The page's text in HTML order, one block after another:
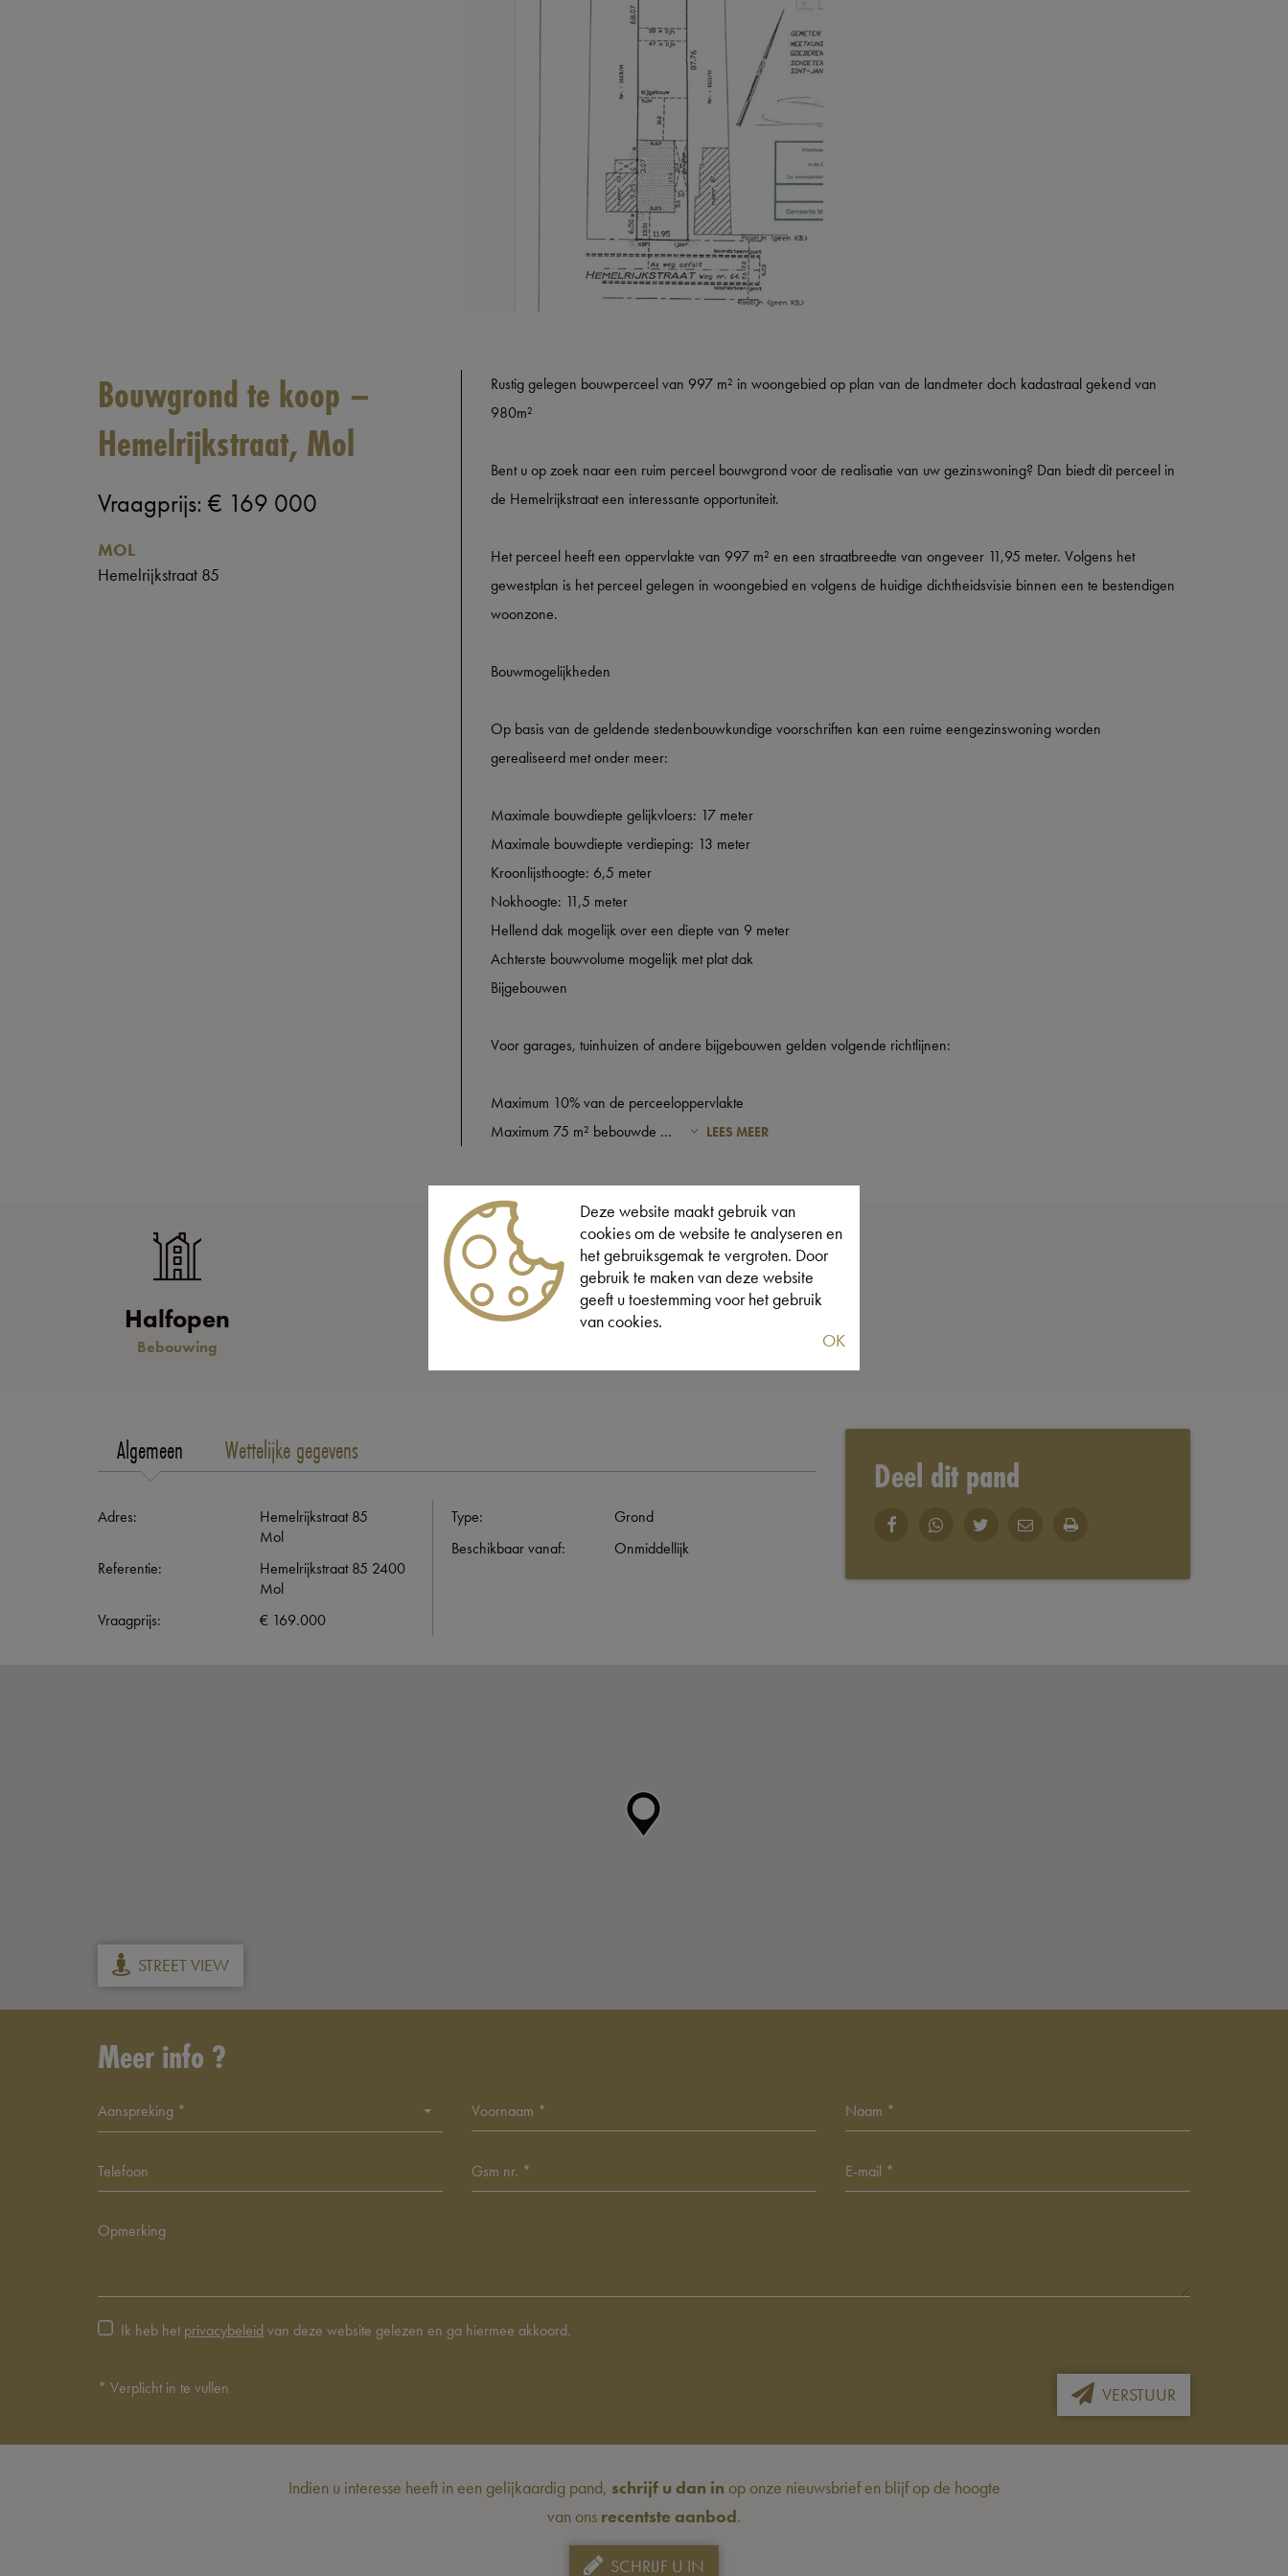
Bouwgrond te koop –
Hemelrijkstraat, Mol
Vraagprijs: € 169 000
MOL
Hemelrijkstraat 85
Rustig gelegen bouwperceel van 997 m² in woongebied op plan van de landmeter doch kadastraal gekend van
980m²
Bent u op zoek naar een ruim perceel bouwgrond voor de realisatie van uw gezinswoning? Dan biedt dit perceel in
de Hemelrijkstraat een interessante opportuniteit.
Het perceel heeft een oppervlakte van 997 m² en een straatbreedte van ongeveer 11,95 meter. Volgens het
gewestplan is het perceel gelegen in woongebied en volgens de huidige dichtheidsvisie binnen een te bestendigen
woonzone.
Bouwmogelijkheden
Op basis van de geldende stedenbouwkundige voorschriften kan een ruime eengezinswoning worden
gerealiseerd met onder meer:
Maximale bouwdiepte gelijkvloers: 17 meter
Maximale bouwdiepte verdieping: 13 meter
Kroonlijsthoogte: 6,5 meter
Nokhoogte: 11,5 meter
Hellend dak mogelijk over een diepte van 9 meter
Achterste bouwvolume mogelijk met plat dak
Bijgebouwen
Voor garages, tuinhuizen of andere bijgebouwen gelden volgende richtlijnen:
Maximum 10% van de perceeloppervlakte
Maximum 75 m² bebouwde ... LEES MEER
Halfopen
Bebouwing
Algemeen Wettelijke gegevens
Adres:
Hemelrijkstraat 85
Mol
Referentie:
Hemelrijkstraat 85 2400
Mol
Vraagprijs:
€ 169.000
Type:
Grond
Beschikbaar vanaf:
Onmiddellijk
Deel dit pand
STREET VIEW
Meer info ?
Aanspreking *
Ik heb hetprivacybeleidvan deze website gelezen en ga hiermee akkoord.
* Verplicht in te vullen VERSTUUR
Indien u interesse heeft in een gelijkaardig pand, schrijf u dan in op onze nieuwsbrief en blijf op de hoogte
van ons recentste aanbod.
SCHRIJF U IN
Deze website maakt gebruik van
cookies om de website te analyseren en
het gebruiksgemak te vergroten. Door
gebruik te maken van deze website
geeft u toestemming voor het gebruik
van cookies.
OK